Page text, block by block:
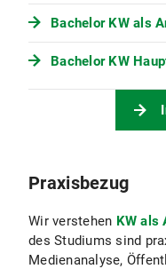
Bachelor KW als
Bachelor KW
Praxisbezug
Wir verstehen KW als
des Studiums sind
Medienanalyse,